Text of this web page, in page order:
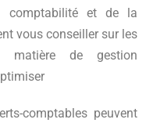
comptabilité et de la
vous conseiller sur les
matière de gestion
comptables peuvent